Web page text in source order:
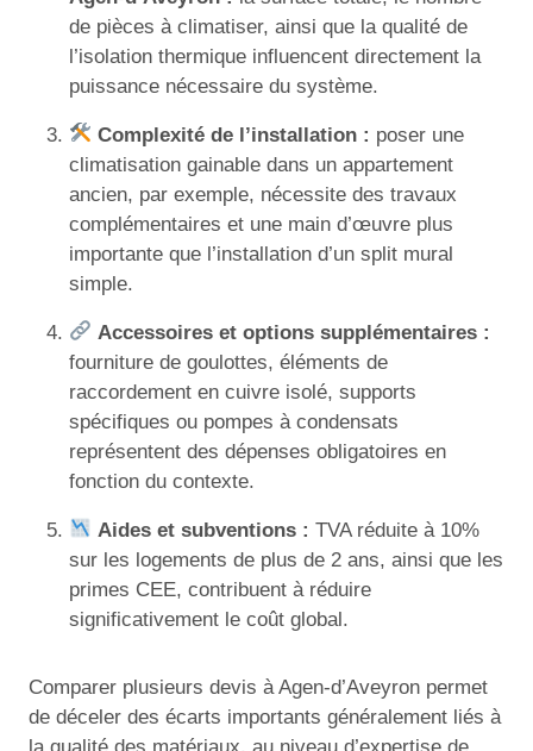
de pièces à climatiser, ainsi que la qualité de
l’isolation thermique influencent directement la
puissance nécessaire du système.
Complexité de l’installation : poser une
climatisation gainable dans un appartement
ancien, par exemple, nécessite des travaux
complémentaires et une main d’œuvre plus
importante que l’installation d’un split mural
simple.
Accessoires et options supplémentaires :
fourniture de goulottes, éléments de
raccordement en cuivre isolé, supports
spécifiques ou pompes à condensats
représentent des dépenses obligatoires en
fonction du contexte.
Aides et subventions : TVA réduite à 10%
sur les logements de plus de 2 ans, ainsi que les
primes CEE, contribuent à réduire
significativement le coût global.
Comparer plusieurs devis à Agen-d’Aveyron permet
de déceler des écarts importants généralement liés à
la qualité des matériaux, au niveau d’expertise de